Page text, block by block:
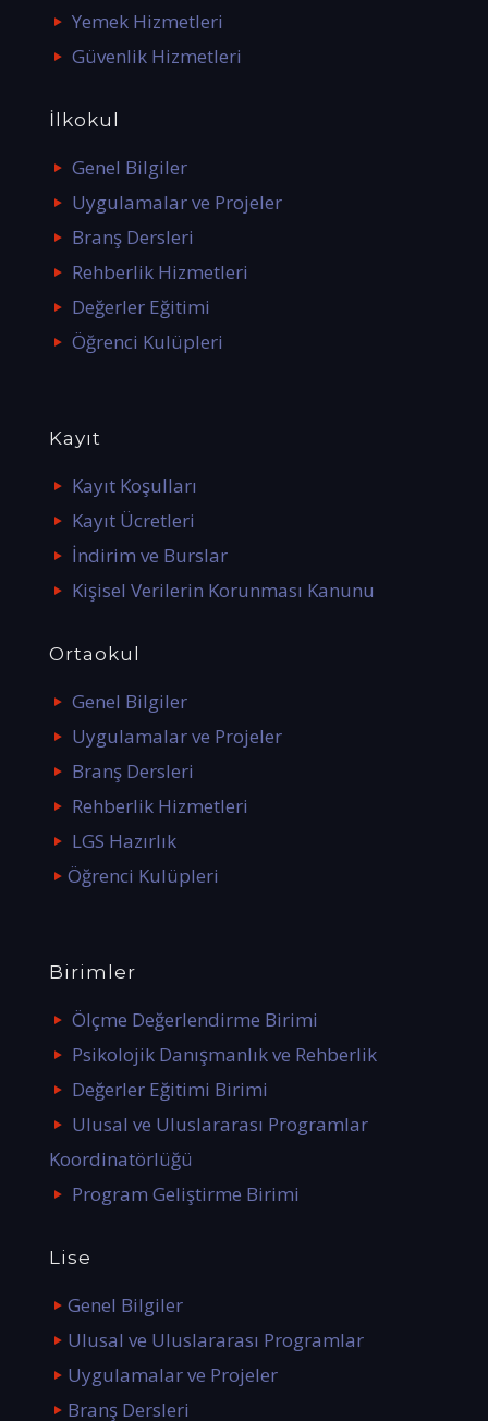
Yemek Hizmetleri
Güvenlik Hizmetleri
İlkokul
Genel Bilgiler
Uygulamalar ve Projeler
Branş Dersleri
Rehberlik Hizmetleri
Değerler Eğitimi
Öğrenci Kulüpleri
Kayıt
Kayıt Koşulları
Kayıt Ücretleri
İndirim ve Burslar
Kişisel Verilerin Korunması Kanunu
Ortaokul
Genel Bilgiler
Uygulamalar ve Projeler
Branş Dersleri
Rehberlik Hizmetleri
LGS Hazırlık
Öğrenci Kulüpleri
Birimler
Ölçme Değerlendirme Birimi
Psikolojik Danışmanlık ve Rehberlik
Değerler Eğitimi Birimi
Ulusal ve Uluslararası Programlar
Koordinatörlüğü
Program Geliştirme Birimi
Lise
Genel Bilgiler
Ulusal ve Uluslararası Programlar
Uygulamalar ve Projeler
Branş Dersleri